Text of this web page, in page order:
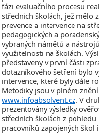
fázi evaluačního procesu
středních školách, jež mělo
prevence a intervence na
pedagogických a
vybraných námětů a
využitelnosti na školách.
představeny v první části
dotazníkového šetření bylo
intervence, které byly dále
Metodiky jsou v plném
www.infoabsolvent.cz. V
prezentovány výsledky
středních školách z pohledu
pracovníků zapojených škol